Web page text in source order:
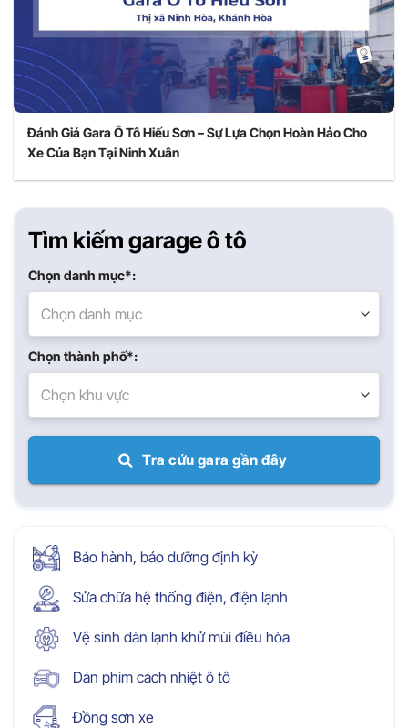
Đánh Giá Gara Ô Tô Hiếu Sơn – Sự Lựa Chọn Hoàn Hảo Cho
Xe Của Bạn Tại Ninh Xuân
Tìm kiếm garage ô tô
Chọn danh mục*:
Chọn danh mục
Chọn thành phố*:
Chọn khu vực
Tra cứu gara gần đây
Bảo hành, bảo dưỡng định kỳ
Sửa chữa hệ thống điện, điện lạnh
Vệ sinh dàn lạnh khử mùi điều hòa
Dán phim cách nhiệt ô tô
Đồng sơn xe